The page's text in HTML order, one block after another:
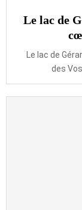
Le lac de
Le lac de
des